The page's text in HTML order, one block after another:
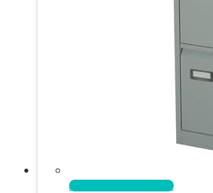
Aggiungi al carrello